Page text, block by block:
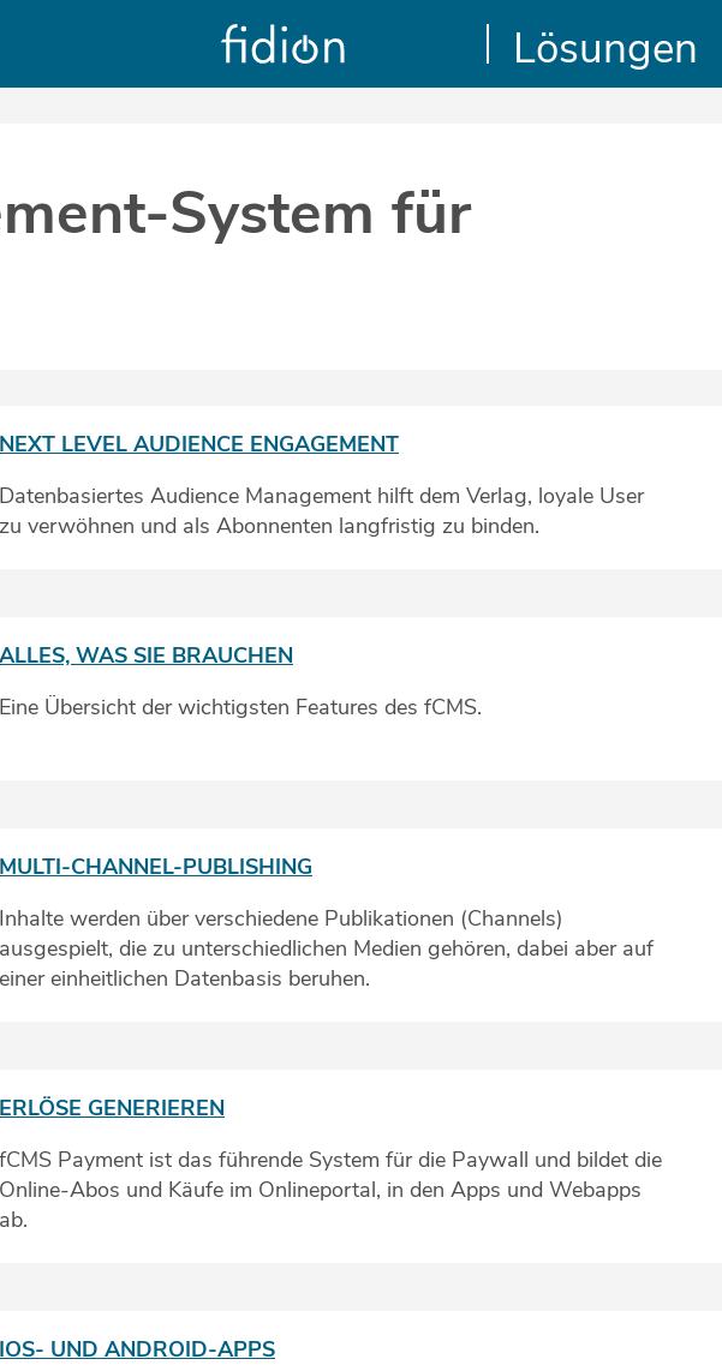
Lösungen
System für
NEXT LEVEL AUDIENCE ENGAGEMENT
Datenbasiertes Audience Management hilft dem Verlag, loyale User
zu verwöhnen und als Abonnenten langfristig zu binden.
ALLES, WAS SIE BRAUCHEN
Eine Übersicht der wichtigsten Features des fCMS.
MULTI-CHANNEL-PUBLISHING
Inhalte werden über verschiedene Publikationen (Channels)
ausgespielt, die zu unterschiedlichen Medien gehören, dabei aber auf
einer einheitlichen Datenbasis beruhen.
ERLÖSE GENERIEREN
fCMS Payment ist das führende System für die Paywall und bildet die
Online-Abos und Käufe im Onlineportal, in den Apps und Webapps
ab.
IOS- UND ANDROID-APPS